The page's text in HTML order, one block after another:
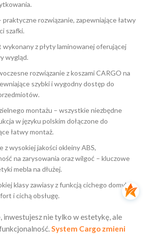
praktyczne rozwiązanie, zapewniające łatwy
szafki.
wykonany z płyty laminowanej oferującej
wygląd.
rozwiązanie z koszami CARGO na
szybki i wygodny dostęp do
montażu – wszystkie niezbędne
w języku polskim dołączone do
łatwy montaż.
z wysokiej jakości okleiny ABS,
na zarysowania oraz wilgoć – kluczowe
mebla na dłużej.
klasy zawiasy z funkcją cichego domyku
i cichą obsługę.
inwestujesz nie tylko w estetykę, ale
System Cargo zmieni